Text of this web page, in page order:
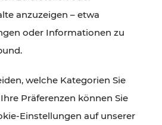
anzuzeigen – etwa
oder Informationen zu
welche Kategorien Sie
Präferenzen können Sie
Einstellungen auf unserer